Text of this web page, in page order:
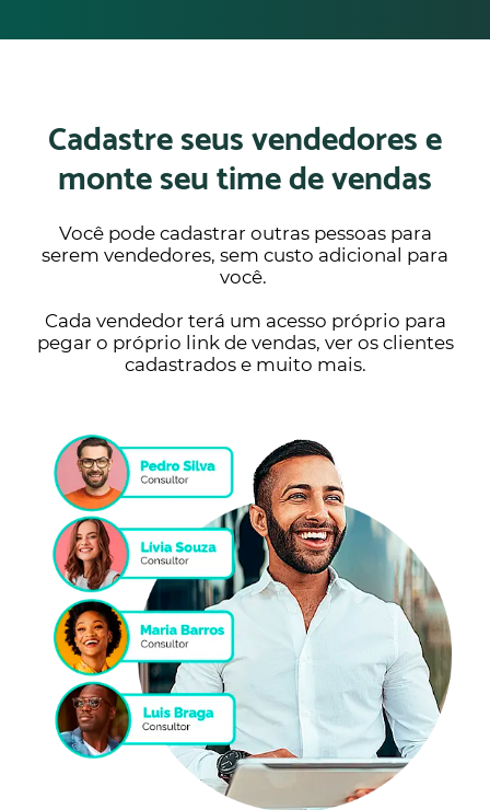
Cadastre seus vendedores e
monte seu time de vendas
Você pode cadastrar outras pessoas para
serem vendedores, sem custo adicional para
você.
Cada vendedor terá um acesso próprio para
pegar o próprio link de vendas, ver os clientes
cadastrados e muito mais.